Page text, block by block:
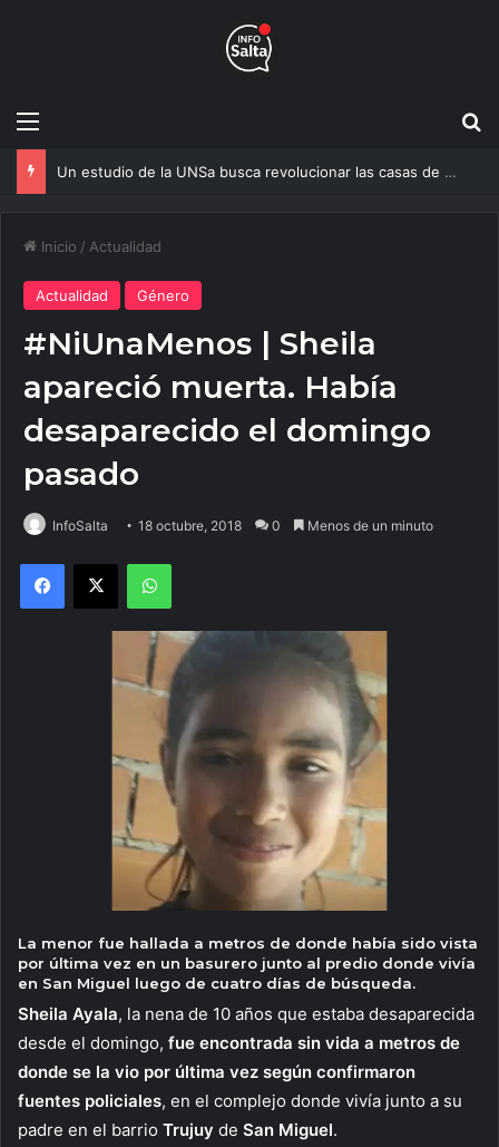
Menú
Un estudio de la UNSa busca revolucionar las casas de adobe y hacerlas más seguras
Inicio / Actualidad
Actualidad Género
#NiUnaMenos | Sheila
apareció muerta. Había
desaparecido el domingo
pasado
InfoSalta 18 octubre, 2018 0 Menos de un minuto
Facebook
X WhatsApp
La menor fue hallada a metros de donde había sido vista
por última vez en un basurero junto al predio donde vivía
en San Miguel luego de cuatro días de búsqueda.
Sheila Ayala, la nena de 10 años que estaba desaparecida
desde el domingo, fue encontrada sin vida a metros de
donde se la vio por última vez según confirmaron
fuentes policiales, en el complejo donde vivía junto a su
padre en el barrio Trujuy de San Miguel.